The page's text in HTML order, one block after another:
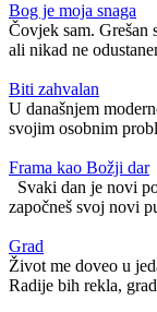
​Bog je moja snaga
Čovjek sam. Grešan
ali nikad ne
Biti zahvalan
U današnjem
svojim osobnim
Frama kao Božji dar
Svaki dan je novi
započneš svoj novi
Grad
Život me doveo u
Radije bih rekla,